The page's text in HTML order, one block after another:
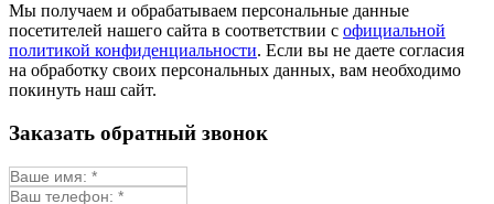
Мыльнянка
Мята
Овсяный корень
Огуречная трава
Пустырник
Репешок
Синюха
Мы получаем и обрабатываем персональные данные
посетителей нашего сайта в соответствии с официальной
политикой конфиденциальности. Если вы не даете согласия
на обработку своих персональных данных, вам необходимо
покинуть наш сайт.
Заказать обратный звонок